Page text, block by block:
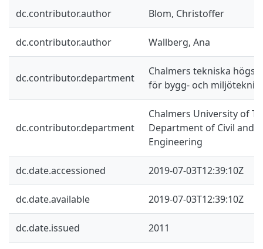
dc.contributor.author Blom, Christoffer
dc.contributor.author Wallberg, Ana
dc.contributor.department
Chalmers tekniska
för bygg- och miljöteknik
dc.contributor.department
Chalmers University of
Department of Civil and
Engineering
dc.date.accessioned 2019-07-03T12:39:10Z
dc.date.available 2019-07-03T12:39:10Z
dc.date.issued 2011